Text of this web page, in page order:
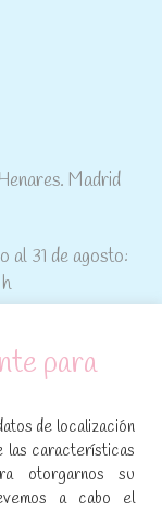
Madrid
31 de agosto:
para
de localización
las características
otorgarnos su
a cabo el